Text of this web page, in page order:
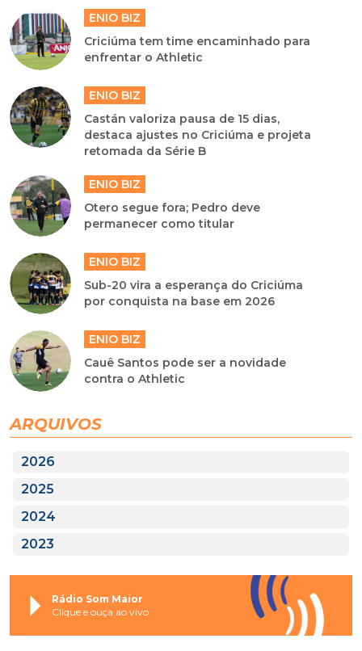
ENIO BIZ
Criciúma tem time encaminhado para
enfrentar o Athletic
ENIO BIZ
Castán valoriza pausa de 15 dias,
destaca ajustes no Criciúma e projeta
retomada da Série B
ENIO BIZ
Otero segue fora; Pedro deve
permanecer como titular
ENIO BIZ
Sub-20 vira a esperança do Criciúma
por conquista na base em 2026
ENIO BIZ
Cauê Santos pode ser a novidade
contra o Athletic
ARQUIVOS
2026
2025
2024
2023
Rádio Som Maior
Clique e ouça ao vivo